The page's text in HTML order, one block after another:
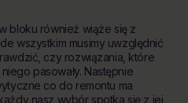
bloku również wiąże się z
wszystkim musimy uwzględnić
czy rozwiązania, które
pasowały. Następnie
co do remontu ma
nasz wybór spotka się z jej